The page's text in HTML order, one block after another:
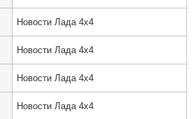
Новости Лада 4х4
Новости Лада 4х4
Новости Лада 4х4
Новости Лада 4х4